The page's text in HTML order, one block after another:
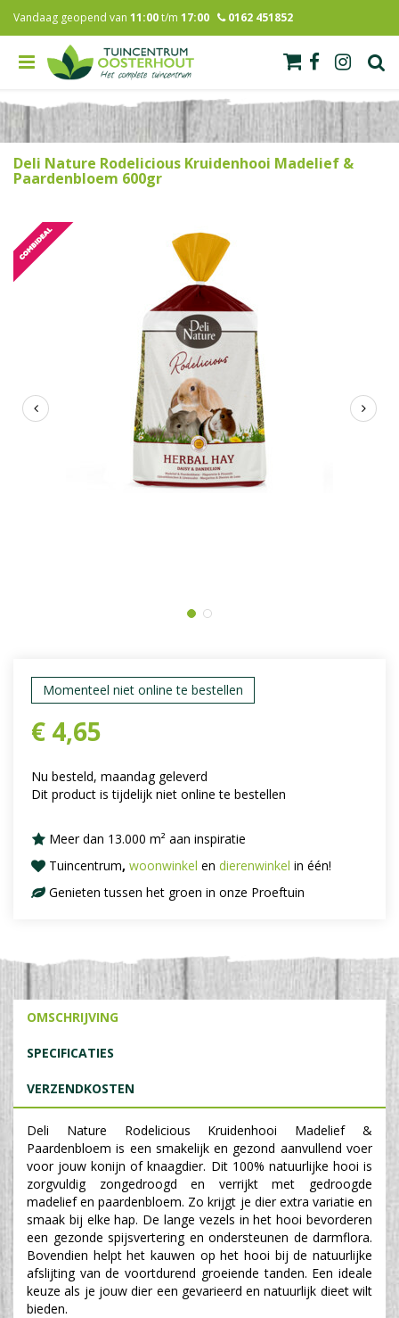
Vandaag geopend van 11:00t/m 17:00 0162 451852
Deli Nature Rodelicious Kruidenhooi Madelief &
Paardenbloem 600gr
Momenteel niet online te bestellen
€ 4,65
Nu besteld, maandag geleverd
Dit product is tijdelijk niet online te bestellen
Meer dan 13.000 m² aan inspiratie
Tuincentrum, woonwinkel en dierenwinkel in één!
Genieten tussen het groen in onze Proeftuin
OMSCHRIJVING
SPECIFICATIES
VERZENDKOSTEN
Deli Nature Rodelicious Kruidenhooi Madelief &
Paardenbloem is een smakelijk en gezond aanvullend voer
voor jouw konijn of knaagdier. Dit 100% natuurlijke hooi is
zorgvuldig zongedroogd en verrijkt met gedroogde
madelief en paardenbloem. Zo krijgt je dier extra variatie en
smaak bij elke hap. De lange vezels in het hooi bevorderen
een gezonde spijsvertering en ondersteunen de darmflora.
Bovendien helpt het kauwen op het hooi bij de natuurlijke
afslijting van de voortdurend groeiende tanden. Een ideale
keuze als je jouw dier een gevarieerd en natuurlijk dieet wilt
bieden.